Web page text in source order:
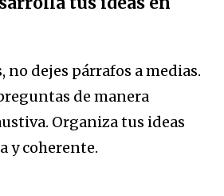
no dejes párrafos a medias.
de manera
Organiza tus ideas
y coherente.